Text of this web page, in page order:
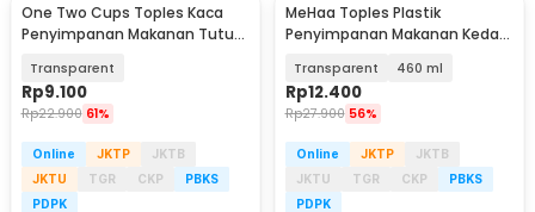
One Two Cups Toples Kaca
Penyimpanan Makanan Tutup
Transparent
Rp9.100
Rp22.900 61%
Online JKTP
JKTB
JKTU
TGR CKP
PBKS
PDPK
MeHaa Toples Plastik
Penyimpanan Makanan Kedap
Transparent 460 ml
Rp12.400
Rp27.900 56%
Online JKTP
JKTB
JKTU
TGR CKP
PBKS
PDPK